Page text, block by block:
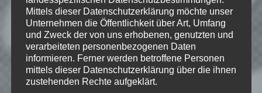
Deine E-Mail-Adresse wird nicht
veröffentlicht. Erforderliche Felder
sind mit*markiert
Kommentar*
Mittels dieser Datenschutzerklärung möchte unser
Unternehmen die Öffentlichkeit über Art, Umfang
und Zweck der von uns erhobenen, genutzten und
verarbeiteten personenbezogenen Daten
informieren. Ferner werden betroffene Personen
mittels dieser Datenschutzerklärung über die ihnen
zustehenden Rechte aufgeklärt.